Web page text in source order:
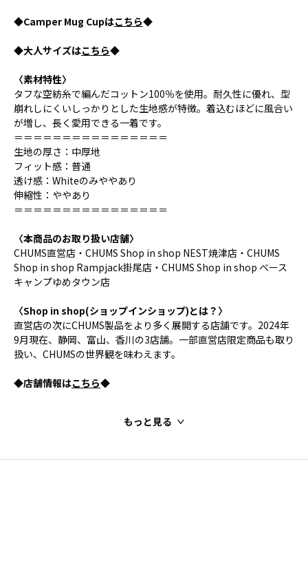
◆Camper Mug Cupはこちら◆
◆大人サイズはこちら◆
〈素材特性〉
タフな空紡糸で編んだコットン100％を使用。耐久性に優れ、型
崩れしにくいしっかりとした生地感が特徴。着込むほどに風合い
が増し、長く愛用できる一着です。
＝＝＝＝＝＝＝＝＝＝＝＝＝＝＝＝
生地の厚さ：中厚地
フィット感：普通
透け感：Whiteのみややあり
伸縮性：ややあり
＝＝＝＝＝＝＝＝＝＝＝＝＝＝＝＝
〈本商品のお取り扱い店舗〉
CHUMS直営店・CHUMS Shop in shop NEST焼津店・CHUMS
Shop in shop Rampjack掛尾店・CHUMS Shop in shop ベース
キャンプゆめタウン店
〈Shop in shop(ショップインショップ)とは？〉
直営店の次にCHUMS製品をより多く展開する店舗です。2024年
9月現在、静岡、富山、香川の3店舗。一部直営店限定商品も取り
扱い、CHUMSの世界観を味わえます。
◆店舗情報はこちら◆
もっと見る